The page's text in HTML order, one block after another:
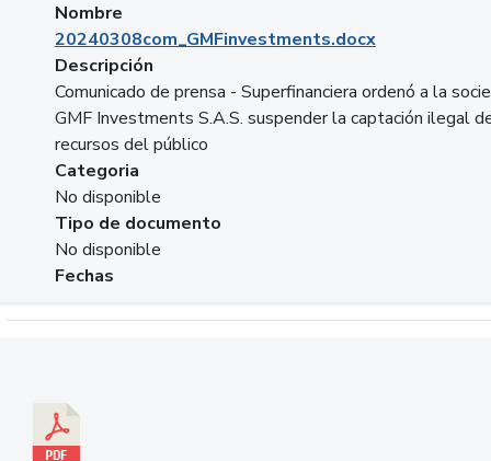
Nombre
20240308com_GMFinvestments.docx
Descripción
Comunicado de prensa - Superfinanciera ordenó a la
GMF Investments S.A.S. suspender la captación ilegal
recursos del público
Categoria
No disponible
Tipo de documento
No disponible
Fechas